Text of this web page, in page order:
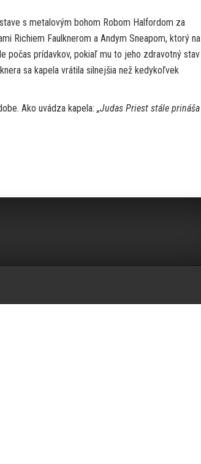
s metalovým bohom Robom Halfordom za
Richiem Faulknerom a Andym Sneapom, ktorý na
počas prídavkov, pokiaľ mu to jeho zdravotný stav
sa kapela vrátila silnejšia než kedykoľvek
Ako uvádza kapela: „Judas Priest stále prináša